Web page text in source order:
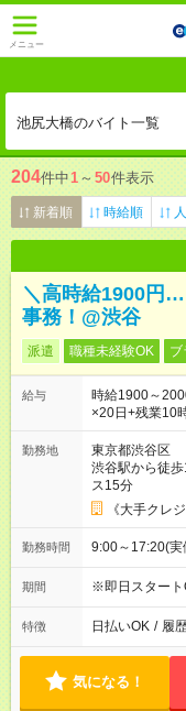
メニュー
池尻大橋のバイト一覧
204件中1 ～ 50件表示
新着順 時給順
＼高時給1900円
事務！@渋谷
派遣 職種未経験OK ブ
給与
時給1900～
×20日+残業
勤務地
東京都渋谷区
渋谷駅から徒
ス15分
《大手クレ
勤務時間 9:00～17:20(
期間 ※即日スタート
特徴 日払いOK / 履
気になる！